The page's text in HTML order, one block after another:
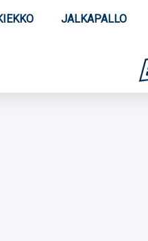
JALKAPALLO